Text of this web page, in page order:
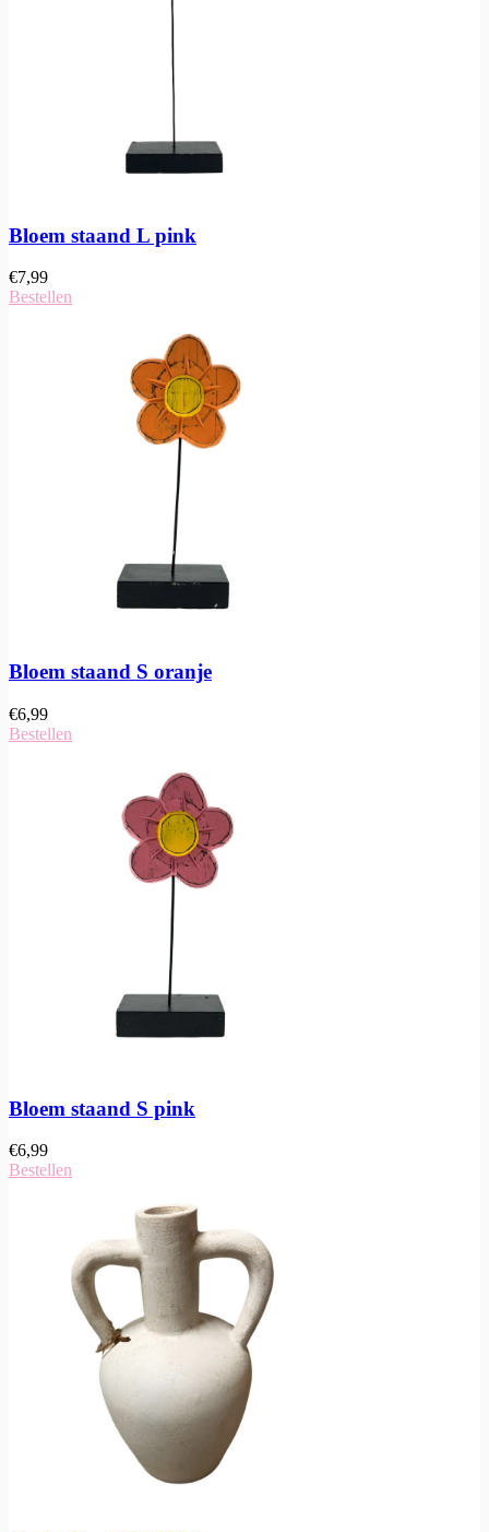
Bloem staand L pink
€7,99
Bestellen
Bloem staand S oranje
€6,99
Bestellen
Bloem staand S pink
€6,99
Bestellen